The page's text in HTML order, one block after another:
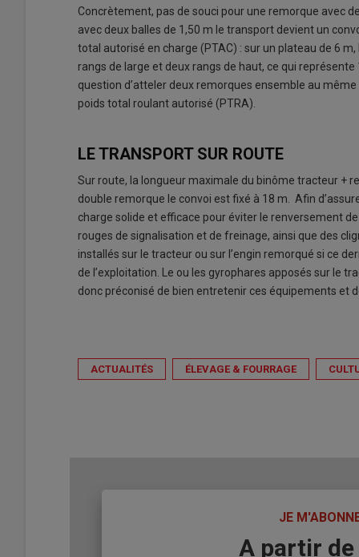
Concrètement, pas de souci pour une remorque avec
avec deux balles de 1,50 m le transport devient un
total autorisé en charge (PTAC) : sur un plateau de 6
rangs de large et deux rangs de haut, ce qui
question d’atteler deux remorques ensemble au
poids total roulant autorisé (PTRA).
LE TRANSPORT SUR ROUTE
Sur route, la longueur maximale du binôme tracteur +
double remorque le convoi est fixé à 18 m. Afin
charge solide et efficace pour éviter le renversement
rouges de signalisation et de freinage, ainsi que des
installés sur le tracteur ou sur l’engin remorqué si ce
de l’exploitation. Le ou les gyrophares apposés sur le
donc préconisé de bien entretenir ces équipements et
ACTUALITÉS ÉLEVAGE & FOURRAGE
JE
A partir de